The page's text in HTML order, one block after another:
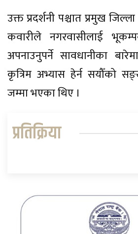
उक्त प्रदर्शनी पश्चात प्रमुख
कवारीले नगरवासीलाई
अपनाउनुपर्ने सावधानीका
कृत्रिम अभ्यास हेर्न सयौँको
जम्मा भएका थिए ।
प्रतिक्रिया